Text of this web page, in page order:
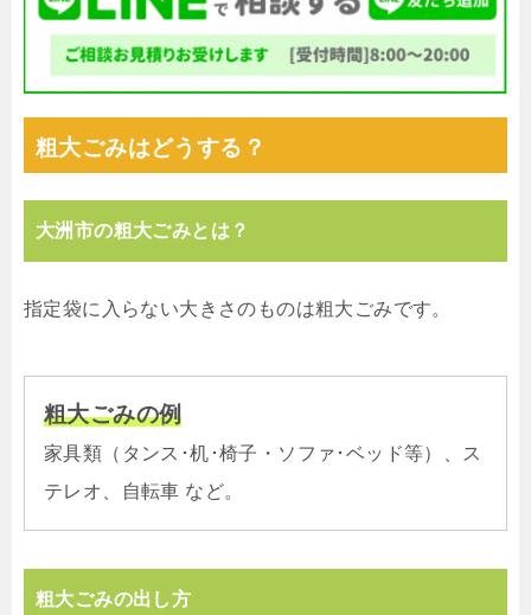
粗大ごみはどうする？
大洲市の粗大ごみとは？
指定袋に入らない大きさのものは粗大ごみです。
粗大ごみの例
家具類（タンス･机･椅子・ソファ･ベッド等）、ス
テレオ、自転車 など。
粗大ごみの出し方